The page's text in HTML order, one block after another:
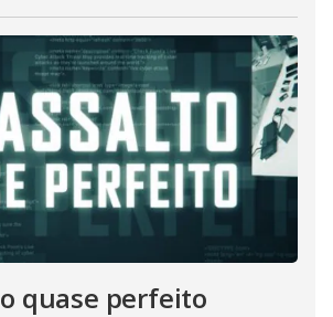
quase perfeito